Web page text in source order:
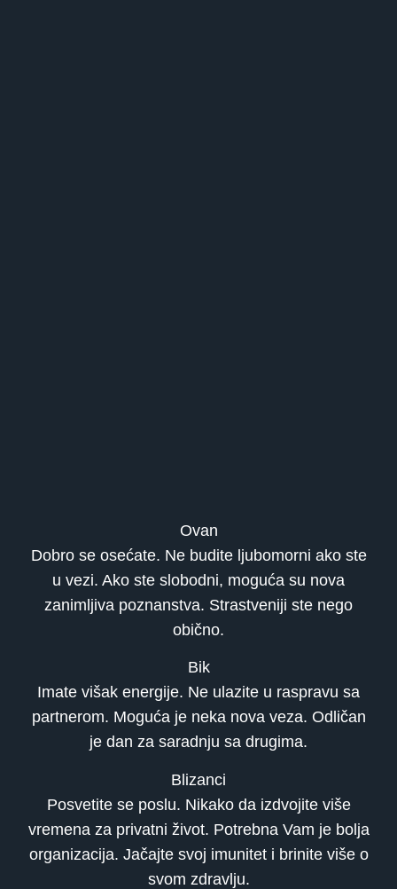
Ovan
Dobro se osećate. Ne budite ljubomorni ako ste
u vezi. Ako ste slobodni, moguća su nova
zanimljiva poznanstva. Strastveniji ste nego
obično.
Bik
Imate višak energije. Ne ulazite u raspravu sa
partnerom. Moguća je neka nova veza. Odličan
je dan za saradnju sa drugima.
Blizanci
Posvetite se poslu. Nikako da izdvojite više
vremena za privatni život. Potrebna Vam je bolja
organizacija. Jačajte svoj imunitet i brinite više o
svom zdravlju.